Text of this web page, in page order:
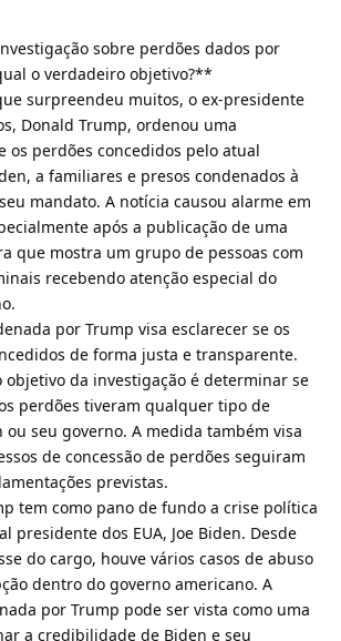
sobre perdões dados por
o verdadeiro objetivo?**
surpreendeu muitos, o ex-presidente
Donald Trump, ordenou uma
os perdões concedidos pelo atual
a familiares e presos condenados à
mandato. A notícia causou alarme em
após a publicação de uma
que mostra um grupo de pessoas com
recebendo atenção especial do
por Trump visa esclarecer se os
de forma justa e transparente.
objetivo da investigação é determinar se
perdões tiveram qualquer tipo de
ou seu governo. A medida também visa
de concessão de perdões seguiram
previstas.
tem como pano de fundo a crise política
presidente dos EUA, Joe Biden. Desde
do cargo, houve vários casos de abuso
dentro do governo americano. A
por Trump pode ser vista como uma
a credibilidade de Biden e seu